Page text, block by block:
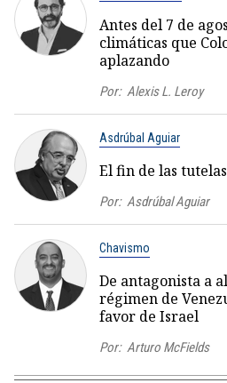
Antes del 7 de
climáticas que
aplazando
Por: Alexis L. Leroy
Asdrúbal Aguiar
El fin de las
Por: Asdrúbal Aguiar
Chavismo
De antagonista a
régimen de
favor de Israel
Por: Arturo McFields